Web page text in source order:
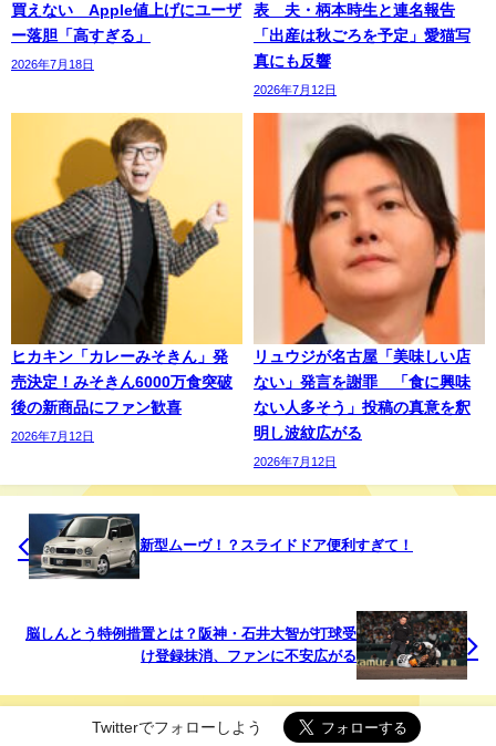
買えない Apple値上げにユーザ
ー落胆「高すぎる」
2026年7月18日
表 夫・柄本時生と連名報告
「出産は秋ごろを予定」愛猫写
真にも反響
2026年7月12日
ヒカキン「カレーみそきん」発
売決定！みそきん6000万食突破
後の新商品にファン歓喜
2026年7月12日
リュウジが名古屋「美味しい店
ない」発言を謝罪 「食に興味
ない人多そう」投稿の真意を釈
明し波紋広がる
2026年7月12日
新型ムーヴ！？スライドドア便利すぎて！
脳しんとう特例措置とは？阪神・石井大智が打球受
け登録抹消、ファンに不安広がる
Twitterでフォローしよう